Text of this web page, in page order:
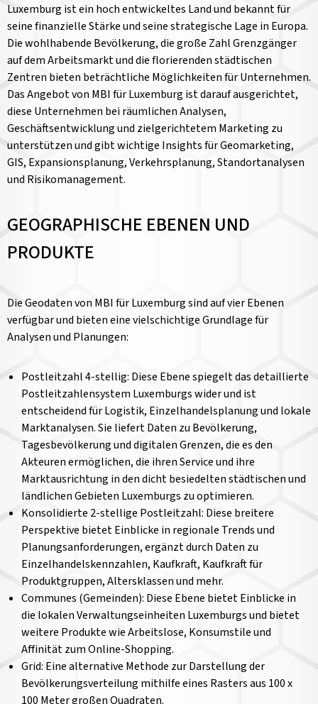
Luxemburg ist ein hoch entwickeltes Land und bekannt für
seine finanzielle Stärke und seine strategische Lage in Europa.
Die wohlhabende Bevölkerung, die große Zahl Grenzgänger
auf dem Arbeitsmarkt und die florierenden städtischen
Zentren bieten beträchtliche Möglichkeiten für Unternehmen.
Das Angebot von MBI für Luxemburg ist darauf ausgerichtet,
diese Unternehmen bei räumlichen Analysen,
Geschäftsentwicklung und zielgerichtetem Marketing zu
unterstützen und gibt wichtige Insights für Geomarketing,
GIS, Expansionsplanung, Verkehrsplanung, Standortanalysen
und Risikomanagement.
GEOGRAPHISCHE EBENEN UND
PRODUKTE
Die Geodaten von MBI für Luxemburg sind auf vier Ebenen
verfügbar und bieten eine vielschichtige Grundlage für
Analysen und Planungen:
Postleitzahl 4-stellig: Diese Ebene spiegelt das detaillierte
Postleitzahlensystem Luxemburgs wider und ist
entscheidend für Logistik, Einzelhandelsplanung und lokale
Marktanalysen. Sie liefert Daten zu Bevölkerung,
Tagesbevölkerung und digitalen Grenzen, die es den
Akteuren ermöglichen, die ihren Service und ihre
Marktausrichtung in den dicht besiedelten städtischen und
ländlichen Gebieten Luxemburgs zu optimieren.
Konsolidierte 2-stellige Postleitzahl: Diese breitere
Perspektive bietet Einblicke in regionale Trends und
Planungsanforderungen, ergänzt durch Daten zu
Einzelhandelskennzahlen, Kaufkraft, Kaufkraft für
Produktgruppen, Altersklassen und mehr.
Communes (Gemeinden): Diese Ebene bietet Einblicke in
die lokalen Verwaltungseinheiten Luxemburgs und bietet
weitere Produkte wie Arbeitslose, Konsumstile und
Affinität zum Online-Shopping.
Grid: Eine alternative Methode zur Darstellung der
Bevölkerungsverteilung mithilfe eines Rasters aus 100 x
100 Meter großen Quadraten.